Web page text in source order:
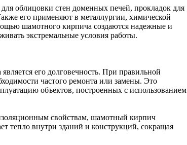
облицовки стен доменных печей, прокладок для
его применяют в металлургии, химической
шамотного кирпича создаются надежные и
экстремальные условия работы.
его долговечность. При правильной
частого ремонта или замены. Это
объектов, построенных с использованием
свойствам, шамотный кирпич
тепло внутри зданий и конструкций, сокращая